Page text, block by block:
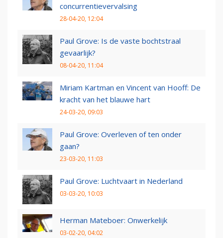
concurrentievervalsing
28-04-20, 12:04
Paul Grove: Is de vaste bochtstraal
gevaarlijk?
08-04-20, 11:04
Miriam Kartman en Vincent van Hooff: De
kracht van het blauwe hart
24-03-20, 09:03
Paul Grove: Overleven of ten onder
gaan?
23-03-20, 11:03
Paul Grove: Luchtvaart in Nederland
03-03-20, 10:03
Herman Mateboer: Onwerkelijk
03-02-20, 04:02